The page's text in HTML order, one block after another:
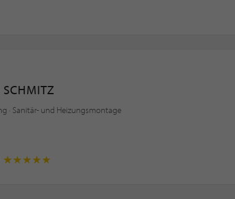
· Sanitär- und Heizungsmontage